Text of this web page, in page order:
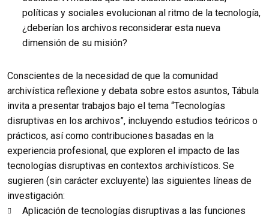
políticas y sociales evolucionan al ritmo de la tecnología,
¿deberían los archivos reconsiderar esta nueva
dimensión de su misión?
Conscientes de la necesidad de que la comunidad
archivística reflexione y debata sobre estos asuntos, Tábula
invita a presentar trabajos bajo el tema “Tecnologías
disruptivas en los archivos”, incluyendo estudios teóricos o
prácticos, así como contribuciones basadas en la
experiencia profesional, que exploren el impacto de las
tecnologías disruptivas en contextos archivísticos. Se
sugieren (sin carácter excluyente) las siguientes líneas de
investigación:
Aplicación de tecnologías disruptivas a las funciones